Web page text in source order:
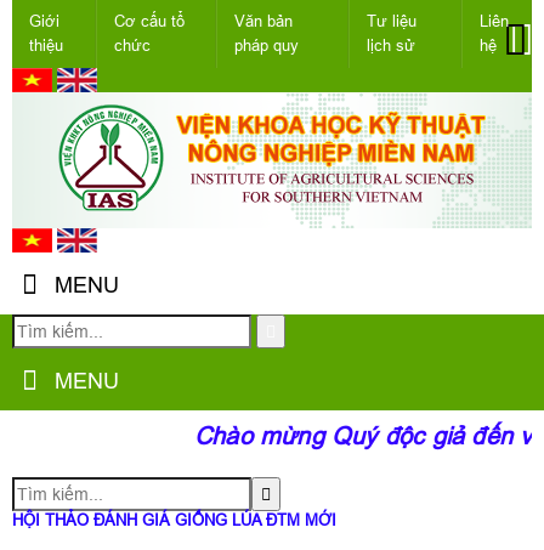
Giới
thiệu
Cơ cấu tổ
chức
Văn bản
pháp quy
Tư liệu
lịch sử
Liên
hệ
MENU
MENU
Chào mừng Quý độc giả đến
HỘI THẢO ĐÁNH GIÁ GIỐNG LÚA ĐTM MỚI